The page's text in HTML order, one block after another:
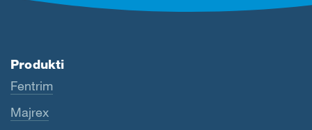
Produkti
Fentrim
Majrex